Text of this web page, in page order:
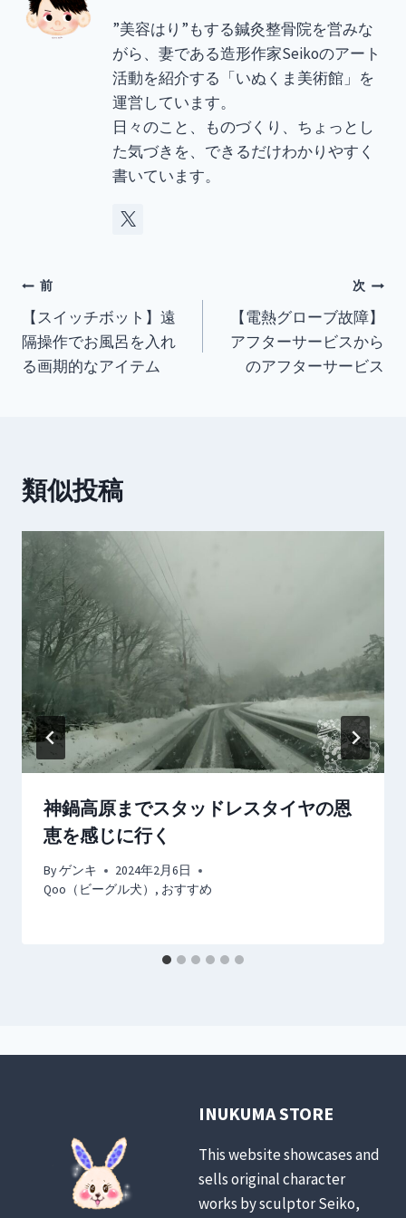
”美容はり”もする鍼灸整骨院を営みな
がら、妻である造形作家Seikoのアート
活動を紹介する「いぬくま美術館」を
運営しています。
日々のこと、ものづくり、ちょっとし
た気づきを、できるだけわかりやすく
書いています。
投
稿
ナ
ー
ョ
ン
前
【スイッチボット】遠
隔操作でお風呂を入れ
る画期的なアイテム
次
【電熱グローブ故障】
アフターサービスから
のアフターサービス
類似投稿
神鍋高原までスタッドレスタイヤの恩
恵を感じに行く
Byゲンキ
2024年2月6日
Qoo（ビーグル犬） , おすすめ
INUKUMA STORE
This website showcases and
sells original character
works by sculptor Seiko,